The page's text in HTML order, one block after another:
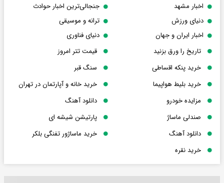
اخبار مشهد
جنجالی‌ترین اخبار حوادث
دنیای ورزش
ترانه و موسیقی
اخبار ایران و جهان
دنیای فناوری
تاریخ را ورق بزنید
قیمت تتر امروز
خرید پنکه اقساطی
سنگ قبر
خرید بلیط هواپیما
خرید خانه و آپارتمان در تهران
مزایده خودرو
دانلود آهنگ
صندلی ماساژ
پارتیشن شیشه ای
دانلود آهنگ
خرید ماساژور تفنگی بلکر
خرید نقره